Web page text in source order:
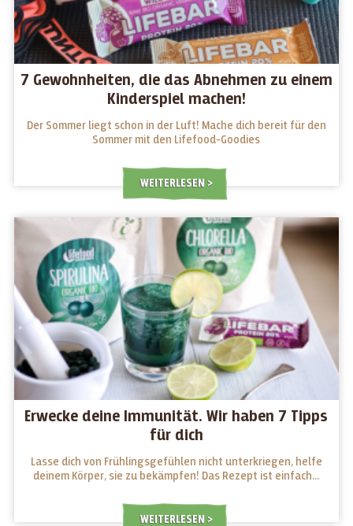
7 Gewohnheiten, die das Abnehmen zu einem
Kinderspiel machen!
Der Sommer liegt schon in der Luft! Mache dich bereit für den
Sommer mit den Lifefood-Goodies
WEITERLESEN
Erwecke deine Immunität. Wir haben 7 Tipps
für dich
Lasse dich von Frühlingsgefühlen nicht unterkriegen, helfe
deinem Körper, sie zu bekämpfen! Das Rezept ist einfach...
WEITERLESEN